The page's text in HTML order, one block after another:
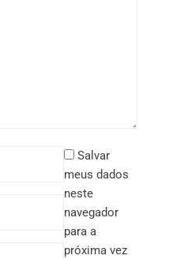
Salvar
meus dados
neste
navegador
para a
próxima vez